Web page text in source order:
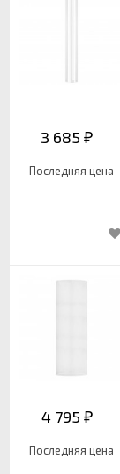
3 685 ₽
Последняя цена
4 795 ₽
Последняя цена